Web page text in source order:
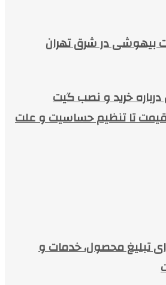
بیهوشی در شرق تهران
خرید و نصب گیت
تا تنظیم حساسیت و علت
تبلیغ محصول، خدمات و